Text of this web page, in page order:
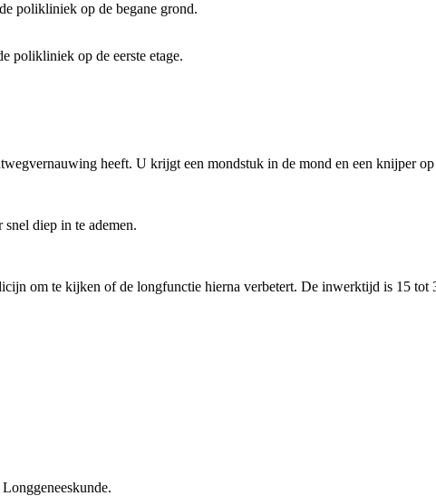
polikliniek op de begane grond.
polikliniek op de eerste etage.
heeft. U krijgt een mondstuk in de mond en een knijper
diep in te ademen.
om te kijken of de longfunctie hierna verbetert. De inwerktijd is 15